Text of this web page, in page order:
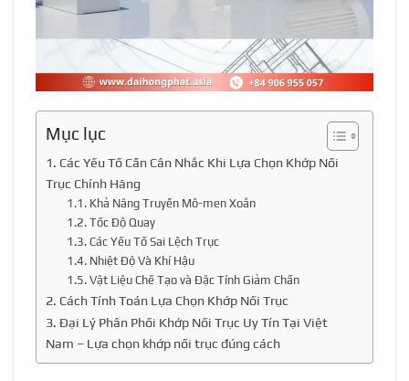
Mục lục
1. Các Yếu Tố Cần Cân Nhắc Khi Lựa Chọn Khớp Nối
Trục Chính Hãng
1.1. Khả Năng Truyền Mô-men Xoắn
1.2. Tốc Độ Quay
1.3. Các Yếu Tố Sai Lệch Trục
1.4. Nhiệt Độ Và Khí Hậu
1.5. Vật Liệu Chế Tạo và Đặc Tính Giảm Chấn
2. Cách Tính Toán Lựa Chọn Khớp Nối Trục
3. Đại Lý Phân Phối Khớp Nối Trục Uy Tín Tại Việt
Nam – Lựa chọn khớp nối trục đúng cách